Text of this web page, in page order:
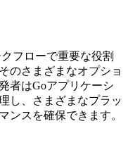
フローで重要な役割
のさまざまなオプショ
者はGoアプリケーシ
し、さまざまなプラッ
ンスを確保できます。